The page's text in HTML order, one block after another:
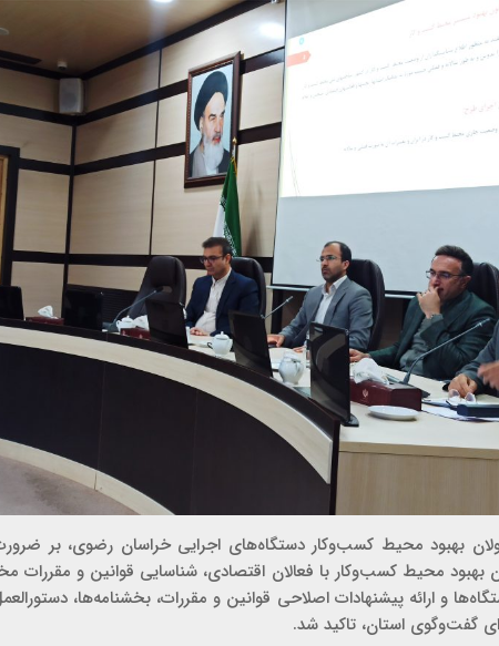
بهبود محیط کسب‌وکار دستگاه‌های اجرایی خراسان رضوی، بر
بهبود محیط کسب‌وکار با فعالان اقتصادی، شناسایی قوانین و مقررات
و ارائه پیشنهادات اصلاحی قوانین و مقررات، بخشنامه‌ها،
گفت‌وگوی استان، تاکید شد.